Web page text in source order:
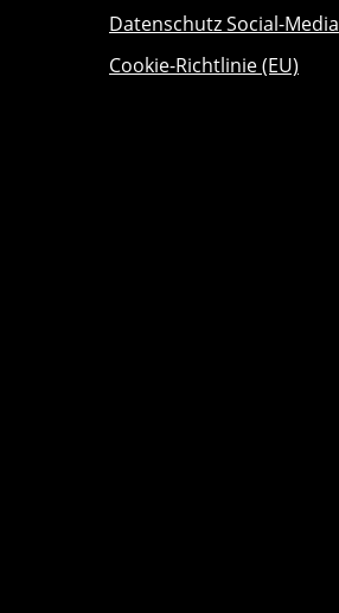
Datenschutz Social-Media
Cookie-Richtlinie (EU)